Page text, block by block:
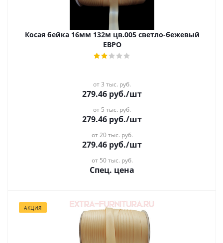
Косая бейка 16мм 132м цв.005 светло-бежевый
ЕВРО
от 3 тыс. руб.
279.46 руб./шт
от 5 тыс. руб.
279.46 руб./шт
от 20 тыс. руб.
279.46 руб./шт
от 50 тыс. руб.
Спец. цена
АКЦИЯ